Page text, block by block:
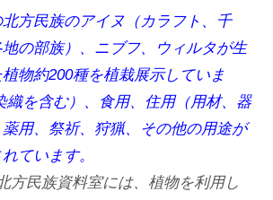
方民族のアイヌ（カラフト、千
の部族）、ニブフ、ウィルタが生
物約200種を植栽展示していま
織を含む）、食用、住用（用材、器
用、祭祈、狩猟、その他の用途が
ています。
方民族資料室には、植物を利用し